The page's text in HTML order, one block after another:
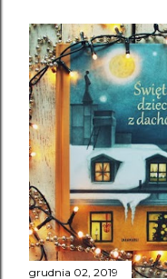
grudnia 02, 2019